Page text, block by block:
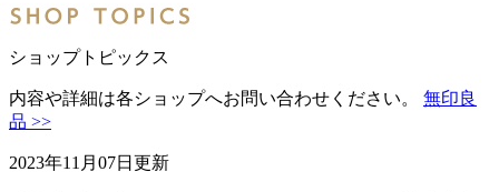
ショップトピックス
内容や詳細は各ショップへお問い合わせください。 無印良
品 >>
2023年11月07日更新